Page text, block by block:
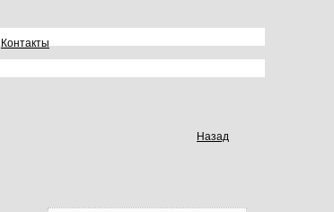
Контакты
Назад